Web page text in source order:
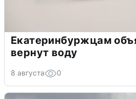
Екатеринбуржцам
вернут воду
8 августа 0